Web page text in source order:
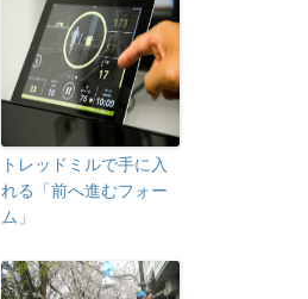
トレッドミルで手に入
れる「前へ進むフォー
ム」